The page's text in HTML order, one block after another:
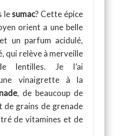
lesumac? Cette épice
orient a une belle
un parfum acidulé,
qui relève à merveille
lentilles. Je l’ai
vinaigrette à la
, de beaucoup de
de grains de grenade
de vitamines et de